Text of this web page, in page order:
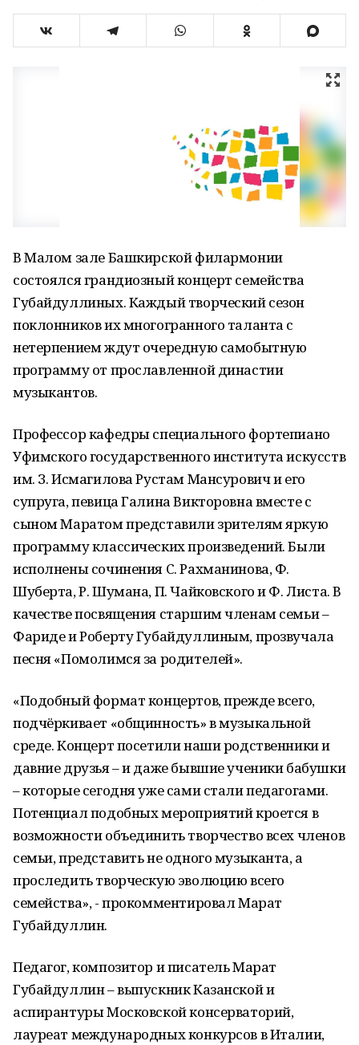
В Малом зале Башкирской филармонии
состоялся грандиозный концерт семейства
Губайдуллиных. Каждый творческий сезон
поклонников их многогранного таланта с
нетерпением ждут очередную самобытную
программу от прославленной династии
музыкантов.
Профессор кафедры специального фортепиано
Уфимского государственного института искусств
им. З. Исмагилова Рустам Мансурович и его
супруга, певица Галина Викторовна вместе с
сыном Маратом представили зрителям яркую
программу классических произведений. Были
исполнены сочинения С. Рахманинова, Ф.
Шуберта, Р. Шумана, П. Чайковского и Ф. Листа. В
качестве посвящения старшим членам семьи –
Фариде и Роберту Губайдуллиным, прозвучала
песня «Помолимся за родителей».
«Подобный формат концертов, прежде всего,
подчёркивает «общинность» в музыкальной
среде. Концерт посетили наши родственники и
давние друзья – и даже бывшие ученики бабушки
– которые сегодня уже сами стали педагогами.
Потенциал подобных мероприятий кроется в
возможности объединить творчество всех членов
семьи, представить не одного музыканта, а
проследить творческую эволюцию всего
семейства», - прокомментировал Марат
Губайдуллин.
Педагог, композитор и писатель Марат
Губайдуллин – выпускник Казанской и
аспирантуры Московской консерваторий,
лауреат международных конкурсов в Италии,